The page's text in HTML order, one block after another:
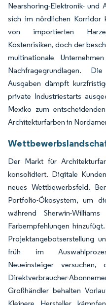
Nearshoring-Elektronik- und
sich im nördlichen Korridor
von importierten
Kostenrisiken, doch der
multinationale
Nachfragegrundlagen.
Ausgaben dämpft
private Industriestarts
Mexiko zum
Architekturfarben in
Der Markt für
konsolidiert. Digitale
neues Wettbewerbsfeld.
Portfolio-Ökosystem, um
während Sherwin-
Farbempfehlungen
Projektangebotserstellung
früh im
Neueinsteiger
Direktverbraucher-
Großhändler behalten